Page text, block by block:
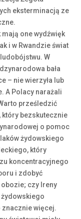
eksterminacją ze
one wydźwięk
i w Rwandzie świat
W
bała
– nie wierzyła lub
A Polacy narażali
prześledzić
bezskutecznie
o pomoc
żydowskiego
który
koncentracyjnego
i zdobyć
czy Ireny
znacznie więcej.